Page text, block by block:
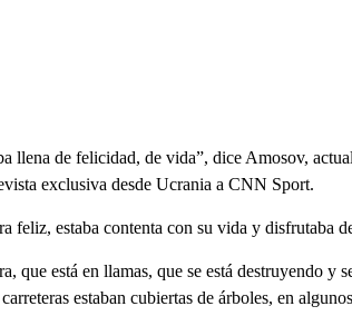
llena de felicidad, de vida”, dice Amosov,
exclusiva desde Ucrania a CNN Sport.
feliz, estaba contenta con su vida y disfrutaba
que está en llamas, que se está destruyendo y
estaban cubiertas de árboles, en